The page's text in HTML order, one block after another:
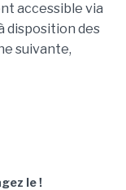
accessible via
disposition des
suivante,
le !